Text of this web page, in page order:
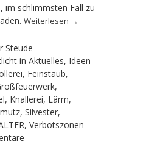
im schlimmsten Fall zu
Weiterlesen →
Steude
inAktuelles, Ideen
, Feinstaub,
,
, Knallerei, Lärm,
,Silvester,
,Verbotszonen